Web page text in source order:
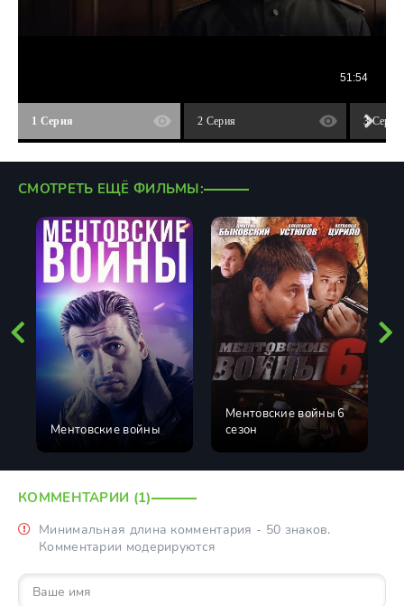
1 Серия 2 Серия 3 Серия
СМОТРЕТЬ ЕЩЁ ФИЛЬМЫ:
Ментовские войны
Ментовские войны 6
сезон
КОММЕНТАРИИ (1)
Минимальная длина комментария - 50 знаков.
Комментарии модерируются